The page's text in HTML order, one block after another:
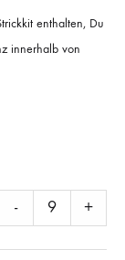
enthalten, Du
innerhalb von
- +